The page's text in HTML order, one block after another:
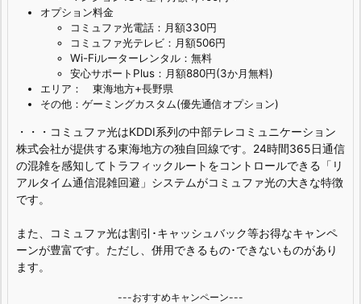
オプション料金
コミュファ光電話：月額330円
コミュファ光テレビ：月額506円
Wi-Fiルーターレンタル：無料
安心サポートPlus：月額880円(3か月無料)
エリア： 東海地方+長野県
その他：ゲーミングカスタム(優先通信オプション)
・・・コミュファ光はKDDI系列の中部テレコミュニケーション
株式会社が提供する東海地方の独自回線です。24時間365日通信
の混雑を感知してトラフィックルートをコントロールできる「リ
アルタイム通信混雑回避」システムがコミュファ光の大きな特徴
です。
また、コミュファ光は割引･キャッシュバック等お得なキャンペ
ーンが豊富です。ただし、併用できるもの･できないものがあり
ます。
---おすすめキャンペーン---